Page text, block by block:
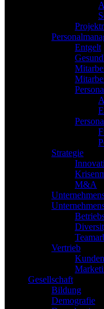
Entgelt
Strategie
M&A
Vertrieb
Gesellschaft
Bildung
Demografie